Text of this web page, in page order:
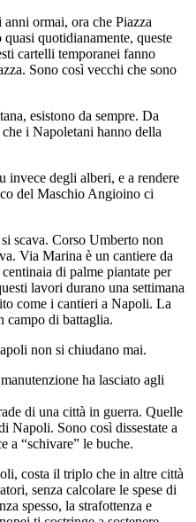
ormai, ora che Piazza
quotidianamente, queste
cartelli temporanei fanno
Sono così vecchi che sono
esistono da sempre. Da
i Napoletani hanno della
invece degli alberi, e a rendere
del Maschio Angioino ci
scava. Corso Umberto non
Via Marina è un cantiere da
di palme piantate per
lavori durano una settimana
come i cantieri a Napoli. La
campo di battaglia.
non si chiudano mai.
ha lasciato agli
di una città in guerra. Quelle
Napoli. Sono così dissestate a
a “schivare” le buche.
costa il triplo che in altre città
senza calcolare le spese di
spesso, la strafottenza e